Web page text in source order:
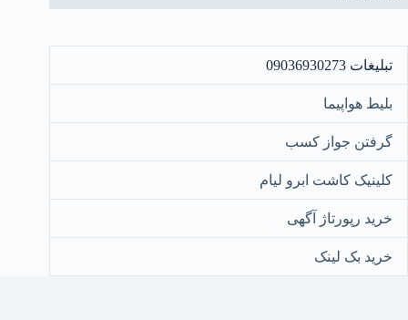
تبلیغات 09036930273
بلیط هواپیما
گرفتن جواز کسب
کلینیک کاشت ابرو لیام
خرید رپورتاژ آگهی
خرید بک لینک